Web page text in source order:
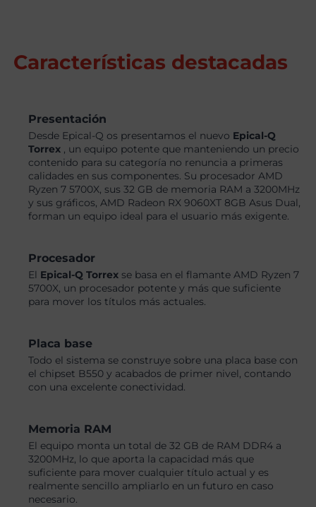
Características destacadas
Presentación
Desde Epical-Q os presentamos el nuevo Epical-Q
Torrex , un equipo potente que manteniendo un precio
contenido para su categoría no renuncia a primeras
calidades en sus componentes. Su procesador AMD
Ryzen 7 5700X, sus 32 GB de memoria RAM a 3200MHz
y sus gráficos, AMD Radeon RX 9060XT 8GB Asus Dual,
forman un equipo ideal para el usuario más exigente.
Procesador
El Epical-Q Torrex se basa en el flamante AMD Ryzen 7
5700X, un procesador potente y más que suficiente
para mover los títulos más actuales.
Placa base
Todo el sistema se construye sobre una placa base con
el chipset B550 y acabados de primer nivel, contando
con una excelente conectividad.
Memoria RAM
El equipo monta un total de 32 GB de RAM DDR4 a
3200MHz, lo que aporta la capacidad más que
suficiente para mover cualquier título actual y es
realmente sencillo ampliarlo en un futuro en caso
necesario.